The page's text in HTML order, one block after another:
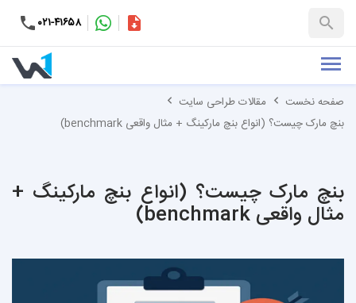
۰۲۱-۴۱۶۵۸
+۹۸-کاتالوگ
صفحه نخست
مقالات طراحی سایت
بنچ مارک چیست؟ (انواع بنچ مارکینگ + مثال واقعی benchmark)
بنچ مارک چیست؟ (انواع بنچ مارکینگ +
مثال واقعی benchmark)